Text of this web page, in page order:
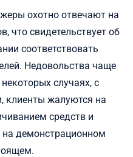
охотно отвечают на
что свидетельствует об
соответствовать
Недовольства чаще
случаях, с
клиенты жалуются на
средств и
демонстрационном